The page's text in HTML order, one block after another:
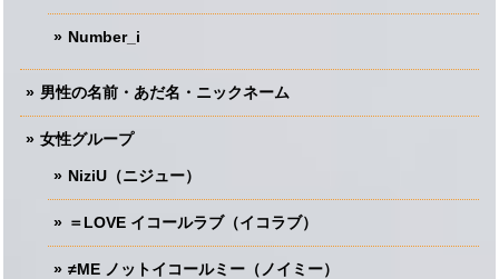
Number_i
男性の名前・あだ名・ニックネーム
女性グループ
NiziU（ニジュー）
＝LOVE イコールラブ（イコラブ）
≠ME ノットイコールミー（ノイミー）